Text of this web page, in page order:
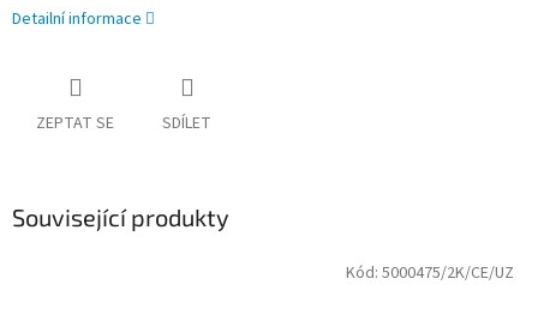
Detailní informace
ZEPTAT SE SDÍLET
Související produkty
Kód: 5000475/2K/CE/UZ